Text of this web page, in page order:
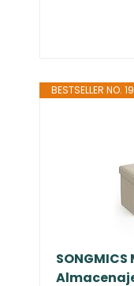
BESTSELLER NO. 19